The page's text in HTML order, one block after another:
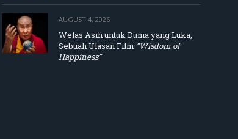
AUGUST 4, 2026
Welas Asih untuk Dunia yang Luka,
Sebuah Ulasan Film “Wisdom of
Happiness”